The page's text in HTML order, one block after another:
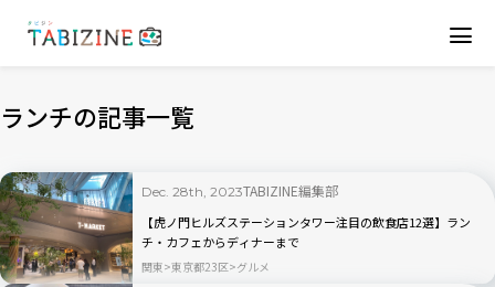
ランチの記事一覧
Dec. 28th, 2023TABIZINE編集部
【虎ノ門ヒルズステーションタワー注目の飲食店12選】ラン
チ・カフェからディナーまで
関東 東京都23区 グルメ